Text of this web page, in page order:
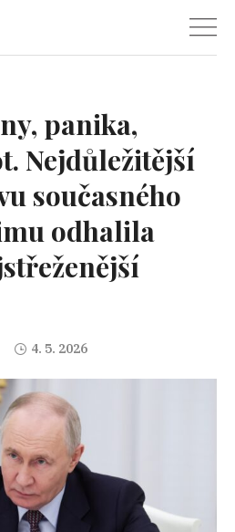
panika,
Nejdůležitější
současného
odhalila
4. 5. 2026